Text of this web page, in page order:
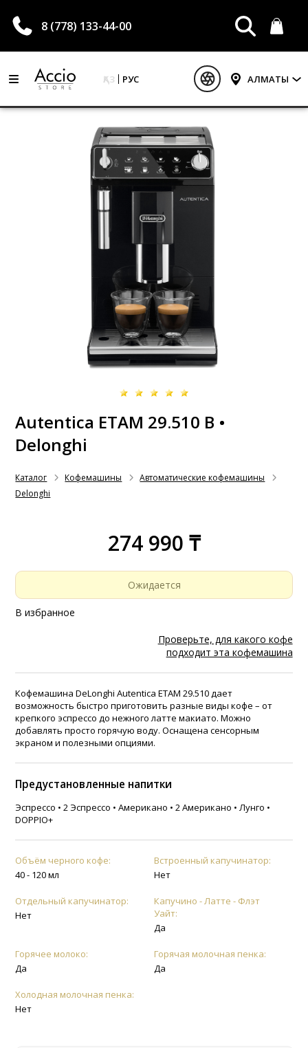
8 (778) 133-44-00
ҚАЗ РУС АЛМАТЫ
Autentica ETAM 29.510 B •
Delonghi
Каталог Кофемашины
Автоматические кофемашины
Delonghi
274 990 ₸
Ожидается
В избранное
Проверьте, для какого кофе
подходит эта кофемашина
Кофемашина DeLonghi Autentica ETAM 29.510 дает
возможность быстро приготовить разные виды кофе – от
крепкого эспрессо до нежного латте макиато. Можно
добавлять просто горячую воду. Оснащена сенсорным
экраном и полезными опциями.
Предустановленные напитки
Эспрессо • 2 Эспрессо • Американо • 2 Американо • Лунго •
DOPPIO+
Объём черного кофе:
40 - 120 мл
Встроенный капучинатор:
Нет
Отдельный капучинатор:
Нет
Капучино - Латте - Флэт
Уайт:
Да
Горячее молоко:
Да
Горячая молочная пенка:
Да
Холодная молочная пенка:
Нет